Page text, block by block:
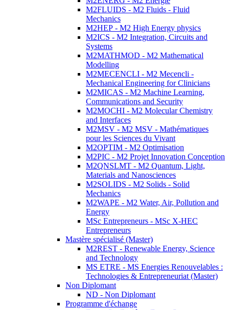
M2FLUIDS - M2 Fluids - Fluid
Mechanics
M2HEP - M2 High Energy physics
M2ICS - M2 Integration, Circuits and
Systems
M2MATHMOD - M2 Mathematical
Modelling
M2MECENCLI - M2 Mecencli -
Mechanical Engineering for Clinicians
M2MICAS - M2 Machine Learning,
Communications and Security
M2MOCHI - M2 Molecular Chemistry
and Interfaces
M2MSV - M2 MSV - Mathématiques
pour les Sciences du Vivant
M2OPTIM - M2 Optimisation
M2PIC - M2 Projet Innovation Conception
M2QNSLMT - M2 Quantum, Light,
Materials and Nanosciences
M2SOLIDS - M2 Solids - Solid
Mechanics
M2WAPE - M2 Water, Air, Pollution and
Energy
MSc Entrepreneurs - MSc X-HEC
Entrepreneurs
Mastère spécialisé (Master)
M2REST - Renewable Energy, Science
and Technology
MS ETRE - MS Energies Renouvelables :
Technologies & Entrepreneuriat (Master)
Non Diplomant
ND - Non Diplomant
Programme d'échange